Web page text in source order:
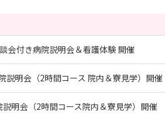
付き病院説明会＆看護体験 開催
明会（2時間コース 院内＆寮見学）開催
明会（2時間コース院内＆寮見学）開催